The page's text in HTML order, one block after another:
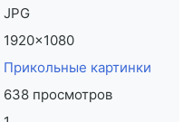
JPG
1920×1080
Прикольные картинки
638 просмотров